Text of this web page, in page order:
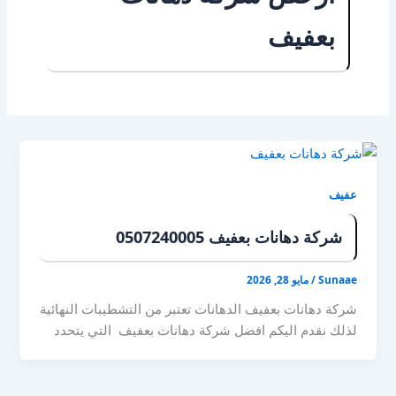
بعفيف
عفيف
شركة دهانات بعفيف 0507240005
Sunaae
/مايو 28, 2026
شركة دهانات بعفيف الدهانات تعتبر من التشطيبات النهائية
لذلك نقدم اليكم افضل شركة دهانات بعفيف التي يتحدد